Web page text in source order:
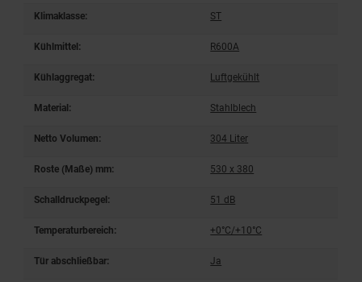
Klimaklasse: ST
Kühlmittel: R600A
Kühlaggregat: Luftgekühlt
Material: Stahlblech
Netto Volumen: 304 Liter
Roste (Maße) mm: 530 x 380
Schalldruckpegel: 51 dB
Temperaturbereich: +0°C/+10°C
Tür abschließbar: Ja